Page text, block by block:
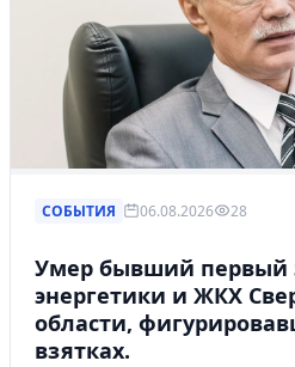
СОБЫТИЯ 06.08.2026 28
Умер бывший первый
энергетики и ЖКХ
области,
взятках.